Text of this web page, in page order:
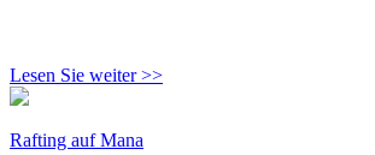
Lesen Sie weiter >>
Rafting auf Mana